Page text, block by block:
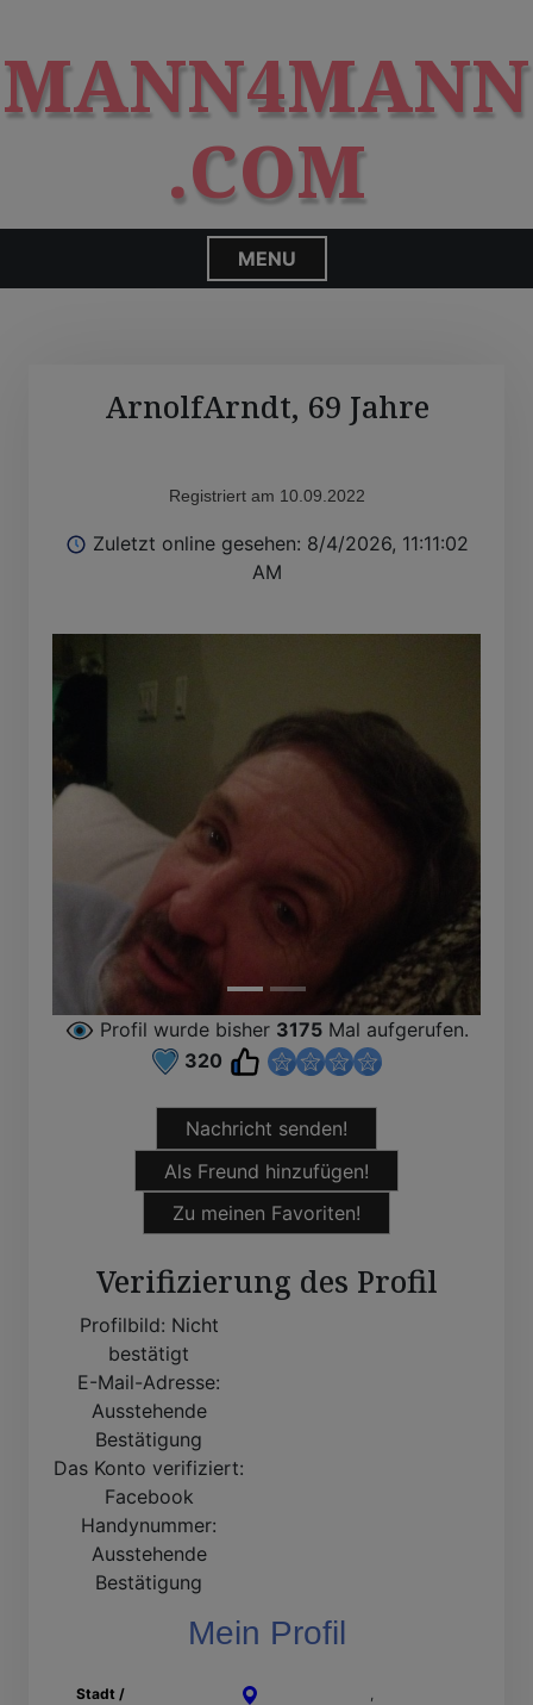
i
p
o
c
n
t
MANN4MANN
.COM
MENU
ArnolfArndt, 69 Jahre
Registriert am 10.09.2022
Zuletzt online gesehen: 8/4/2026, 11:11:02
AM
Profil wurde bisher 3175Mal aufgerufen.
320
Nachricht senden!
Als Freund hinzufügen!
Zu meinen Favoriten!
Verifizierung des Profil
Profilbild: Nicht
bestätigt
E-Mail-Adresse:
Ausstehende
Bestätigung
Das Konto verifiziert:
Facebook
Handynummer:
Ausstehende
Bestätigung
Mein Profil
Stadt /
,